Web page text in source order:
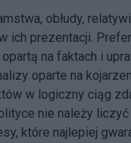
obłudy,
ich prezentacji.
na faktach i
oparte na
w logiczny ciąg
nie należy liczyć
które najlepiej